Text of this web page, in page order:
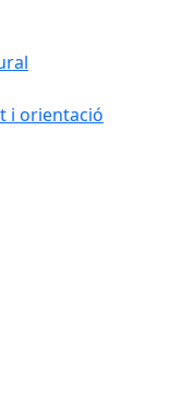
i orientació